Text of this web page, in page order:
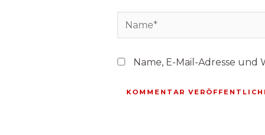
Name, E-Mail-Adresse